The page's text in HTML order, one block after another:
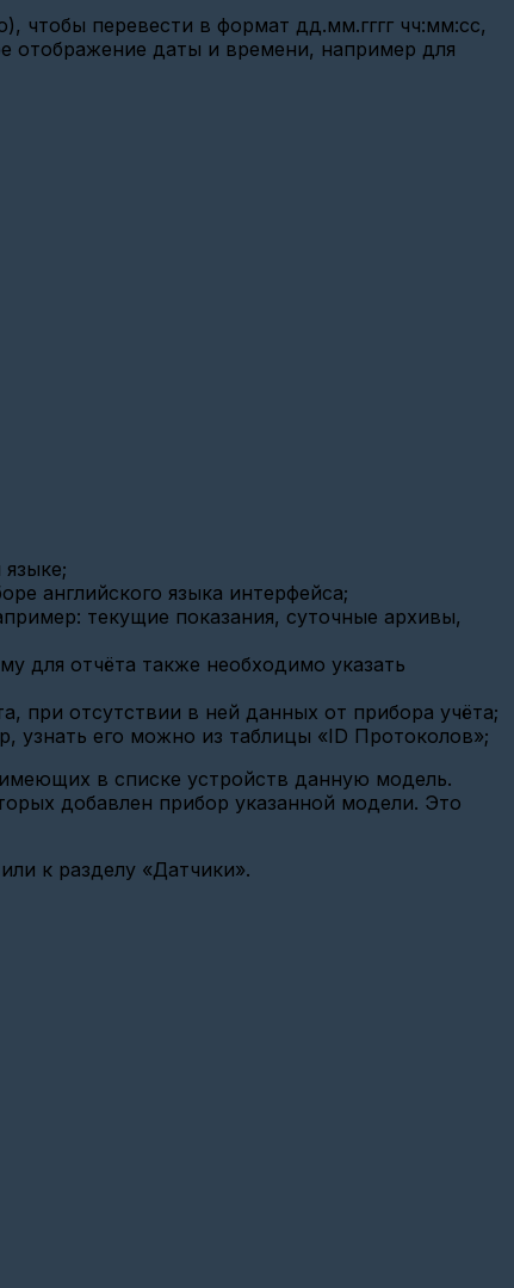
чтобы перевести в формат дд.мм.гггг чч:мм:cc,
отображение даты и времени, например для
английского языка интерфейса;
текущие показания, суточные архивы,
для отчёта также необходимо указать
при отсутствии в ней данных от прибора учёта;
узнать его можно из таблицы «ID Протоколов»;
в списке устройств данную модель.
добавлен прибор указанной модели. Это
к разделу «Датчики».